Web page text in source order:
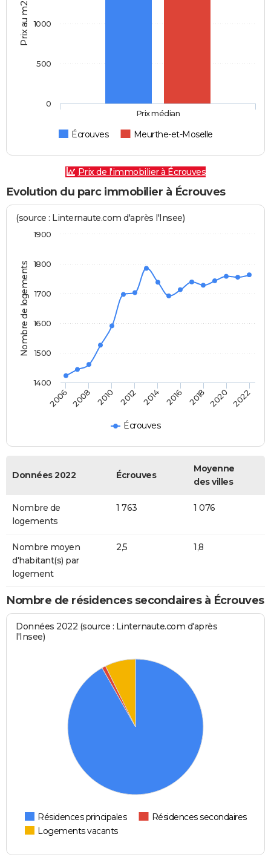
Prix au m2
Écrouves Meurthe-et-Moselle
Prix médian
0
500
1000
Prix de l'immobilier à Écrouves
Evolution du parc immobilier à Écrouves
Nombre de logements
(source : Linternaute.com d'après l'Insee)
Écrouves
2006 2008 2010 2012 2014 2016 2018 2020 2022
1400
1500
1600
1700
1800
1900
Données 2022 Écrouves
Moyenne
des villes
Nombre de
logements
1 763 1 076
Nombre moyen
d'habitant(s) par
logement
2,5 1,8
Nombre de résidences secondaires à Écrouves
Données 2022 (source : Linternaute.com d'après
l'Insee)
Résidences principales
Résidences secondaires
Logements vacants